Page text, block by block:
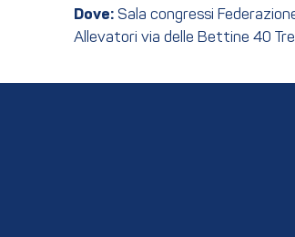
Dove:Sala congressi
Allevatori via delle Bettine 40